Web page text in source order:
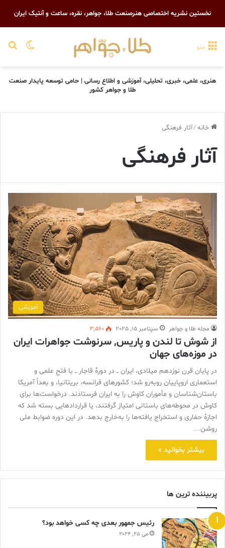
نخستین نشریه اختصاصی هنرصنعت طلا، جواهر، نقره، ساعت و آنتیک ایران
تغییر منو
هنری، علمی، خبری، تحلیلی، آموزشی و اطلاع رسانی | حامی توسعه پایدار صنعت
طلا و جواهر کشور
خانه/آثار فرهنگی
آثار فرهنگی
آموزشی
مجله طلا و جواهر سپتامبر 15, 2025 3,560
از شوش تا لندن و پاریس, سرنوشت جواهرات ایران
در موزه‌های جهان
در پایان قرن نوزدهم میلادی، ایران ــ در دورهٔ قاجار ــ با فتحِ علمی و
استعماری اروپاییان روبه‌رو شد؛ کشورهای فرانسه، بریتانیا، و بعداً آمریکا
باستان‌شناسان و مأموران کاوش را به ایران فرستادند. درخواست‌ها برای
کاوش در محوطه‌های باستانی امتیاز گرفتند، یا قراردادهایی بسته شد که
اجازهٔ حفاری و استخراج یافته‌ها را به‌خارج بدهد. در این دوره ضوابط ملی
روشن…
بیشتر بخوانید »
پربیننده ترین ها
رئیس جمهور بعدی چه کسی خواهد بود؟
می 25, 2024